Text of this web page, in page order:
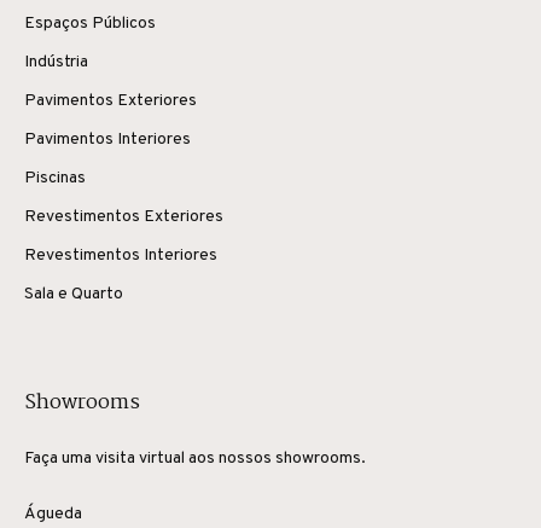
Espaços Públicos
Indústria
Pavimentos Exteriores
Pavimentos Interiores
Piscinas
Revestimentos Exteriores
Revestimentos Interiores
Sala e Quarto
Showrooms
Faça uma visita virtual aos nossos showrooms.
Águeda